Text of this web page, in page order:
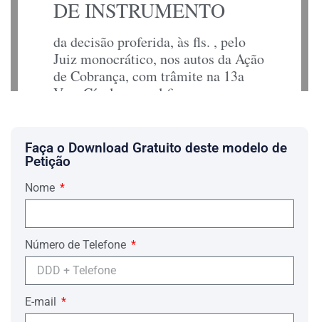
DE INSTRUMENTO
da decisão proferida, às fls. , pelo
Juiz monocrático, nos autos da Ação
de Cobrança, com trâmite na 13a
Vara Cível, na qual figuram como
NACIONAL DE SEGUROS,
estabelecida à Av. Rio Branco, nº
128, 4º andar, Centro, Rio de
Janeiro/RJ, CEP 20.040-002.
Inicialmente, afirma sob as penas da
Lei 1.060/50, que não tem condições
de arcar com as custas processuais e
os honorários advocatícios sem
prejuízo do próprio sustento ou de
sua família, pelo que requer a
Faça o Download Gratuito deste modelo de
Petição
Nome
Número de Telefone
E-mail